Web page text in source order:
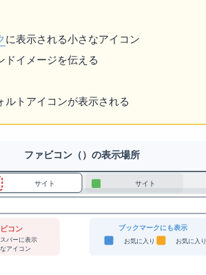
に表示される小さなアイコン
ドイメージを伝える
ルトアイコンが表示される
ファビコン（favicon）の表示場所
サイトA サイトB
コン
バーに表示
アイコン
ブックマークにも表示
お気に入り1 お気に入り2